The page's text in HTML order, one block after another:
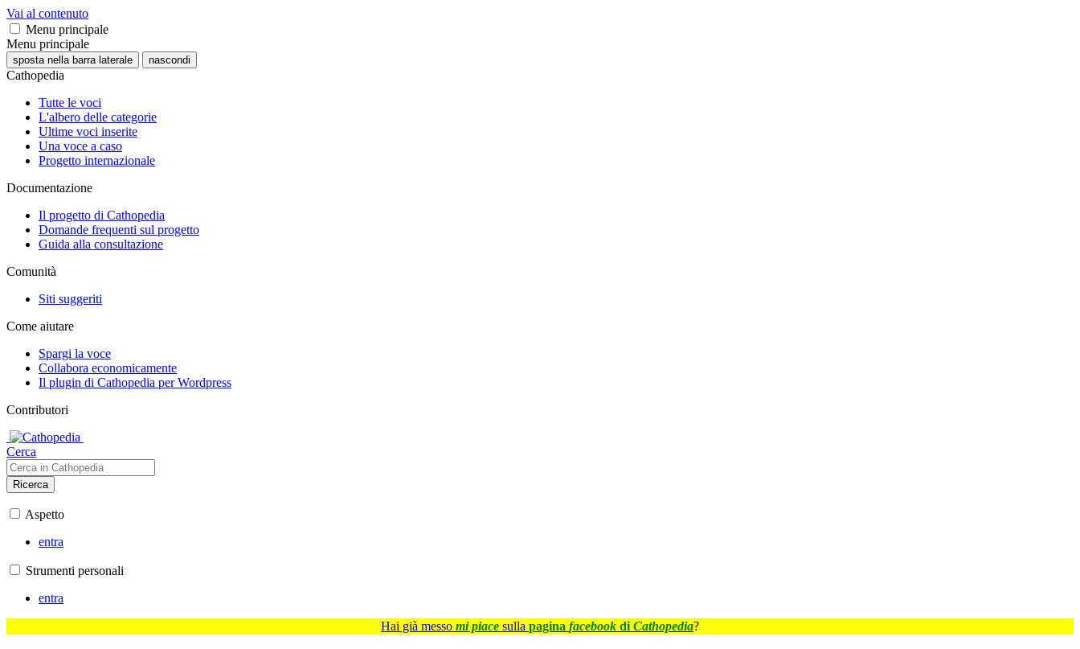
Vai al contenuto
Menu principale
Menu principale
sposta nella barra laterale nascondi
Cathopedia
Tutte le voci
L'albero delle categorie
Ultime voci inserite
Una voce a caso
Progetto internazionale
Documentazione
Il progetto di Cathopedia
Domande frequenti sul progetto
Guida alla consultazione
Comunità
Siti suggeriti
Come aiutare
Spargi la voce
Collabora economicamente
Il plugin di Cathopedia per Wordpress
Contributori
Cerca
Ricerca
Aspetto
entra
Strumenti personali
entra
Hai già messo mi piace sulla pagina facebook di Cathopedia?